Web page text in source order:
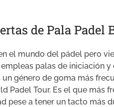
de Pala Padel
el mundo del pádel pero
palas de iniciación
un género de goma más
Padel Tour. Es el que más
pese a tener un tacto más